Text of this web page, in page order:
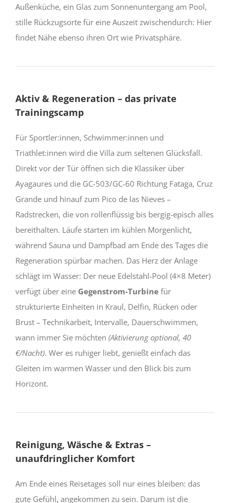
Außenküche, ein Glas zum Sonnenuntergang am Pool,
stille Rückzugsorte für eine Auszeit zwischendurch: Hier
findet Nähe ebenso ihren Ort wie Privatsphäre.
Aktiv & Regeneration – das private
Trainingscamp
Für Sportler:innen, Schwimmer:innen und
Triathlet:innen wird die Villa zum seltenen Glücksfall.
Direkt vor der Tür öffnen sich die Klassiker über
Ayagaures und die GC-503/GC-60 Richtung Fataga, Cruz
Grande und hinauf zum Pico de las Nieves –
Radstrecken, die von rollenflüssig bis bergig-episch alles
bereithalten. Läufe starten im kühlen Morgenlicht,
während Sauna und Dampfbad am Ende des Tages die
Regeneration spürbar machen. Das Herz der Anlage
schlägt im Wasser: Der neue Edelstahl-Pool (4×8 Meter)
verfügt über eine Gegenstrom-Turbine für
strukturierte Einheiten in Kraul, Delfin, Rücken oder
Brust – Technikarbeit, Intervalle, Dauerschwimmen,
wann immer Sie möchten (Aktivierung optional, 40
€/Nacht). Wer es ruhiger liebt, genießt einfach das
Gleiten im warmen Wasser und den Blick bis zum
Horizont.
Reinigung, Wäsche & Extras –
unaufdringlicher Komfort
Am Ende eines Reisetages soll nur eines bleiben: das
gute Gefühl, angekommen zu sein. Darum ist die